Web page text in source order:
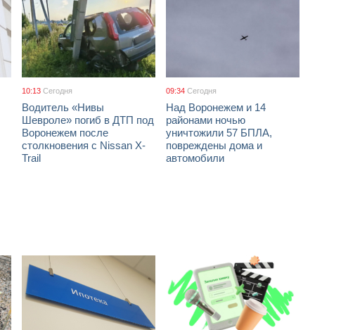
10:13 Сегодня
Водитель «Нивы
Шевроле» погиб в ДТП под
Воронежем после
столкновения с Nissan X-
Trail
09:34 Сегодня
Над Воронежем и 14
районами ночью
уничтожили 57 БПЛА,
повреждены дома и
автомобили